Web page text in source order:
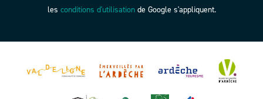
les conditions d'utilisationde Google s'appliquent.